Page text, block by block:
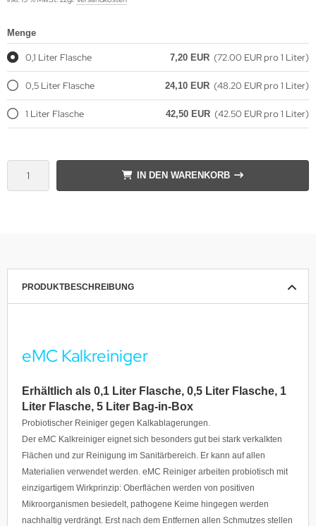
Menge
0,1 Liter Flasche 7,20 EUR (72.00 EUR pro 1 Liter)
0,5 Liter Flasche 24,10 EUR (48.20 EUR pro 1 Liter)
1 Liter Flasche 42,50 EUR (42.50 EUR pro 1 Liter)
IN DEN WARENKORB
PRODUKTBESCHREIBUNG
eMC Kalkreiniger
Erhältlich als 0,1 Liter Flasche, 0,5 Liter Flasche, 1
Liter Flasche, 5 Liter Bag-in-Box
Probiotischer Reiniger gegen Kalkablagerungen.
Der eMC Kalkreiniger eignet sich besonders gut bei stark verkalkten
Flächen und zur Reinigung im Sanitärbereich. Er kann auf allen
Materialien verwendet werden. eMC Reiniger arbeiten probiotisch mit
einzigartigem Wirkprinzip: Oberflächen werden von positiven
Mikroorganismen besiedelt, pathogene Keime hingegen werden
nachhaltig verdrängt. Erst nach dem Entfernen allen Schmutzes stellen